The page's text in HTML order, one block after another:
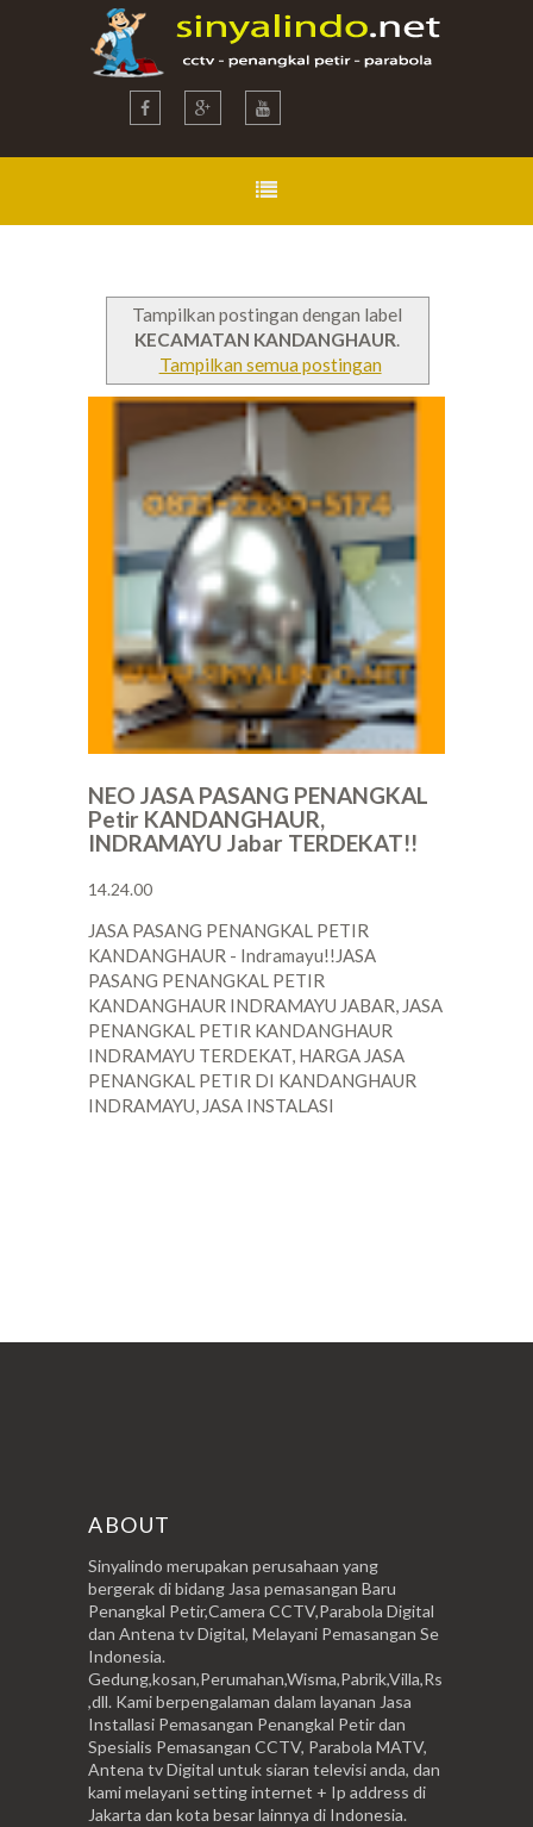
Tampilkan postingan dengan label
KECAMATAN KANDANGHAUR.
Tampilkan semua postingan
NEO JASA PASANG PENANGKAL
Petir KANDANGHAUR,
INDRAMAYU Jabar TERDEKAT!!
14.24.00
JASA PASANG PENANGKAL PETIR
KANDANGHAUR - Indramayu!!JASA
PASANG PENANGKAL PETIR
KANDANGHAUR INDRAMAYU JABAR, JASA
PENANGKAL PETIR KANDANGHAUR
INDRAMAYU TERDEKAT, HARGA JASA
PENANGKAL PETIR DI KANDANGHAUR
INDRAMAYU, JASA INSTALASI
ABOUT
Sinyalindo merupakan perusahaan yang
bergerak di bidang Jasa pemasangan Baru
Penangkal Petir,Camera CCTV,Parabola Digital
dan Antena tv Digital, Melayani Pemasangan Se
Indonesia.
Gedung,kosan,Perumahan,Wisma,Pabrik,Villa,Rs
,dll. Kami berpengalaman dalam layanan Jasa
Installasi Pemasangan Penangkal Petir dan
Spesialis Pemasangan CCTV, Parabola MATV,
Antena tv Digital untuk siaran televisi anda, dan
kami melayani setting internet + Ip address di
Jakarta dan kota besar lainnya di Indonesia.